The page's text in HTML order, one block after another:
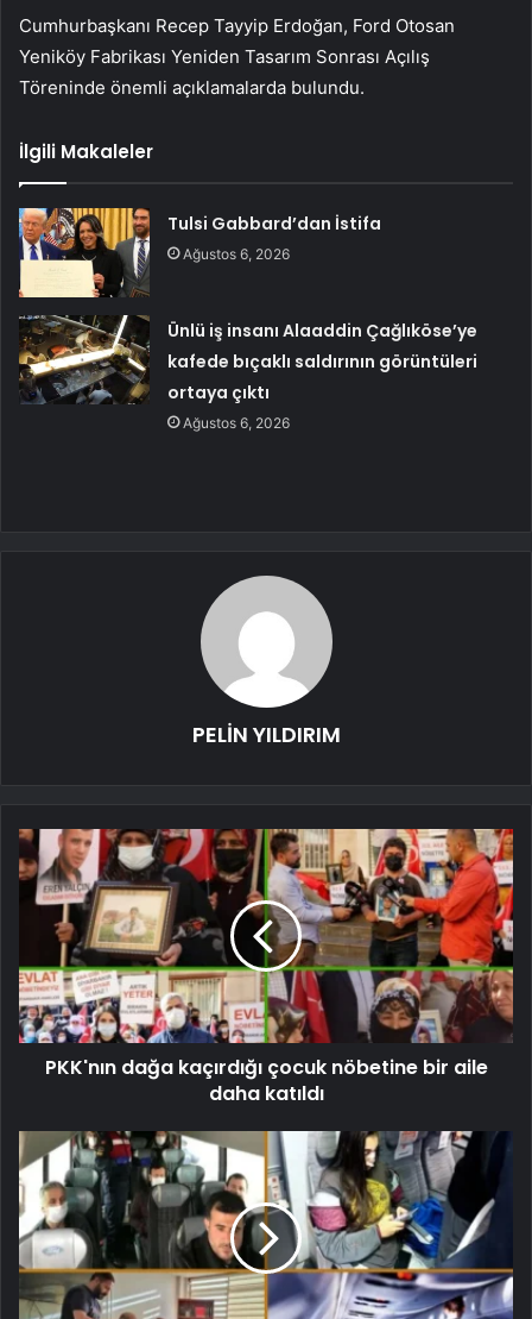
Cumhurbaşkanı Recep Tayyip Erdoğan, Ford Otosan
Yeniköy Fabrikası Yeniden Tasarım Sonrası Açılış
Töreninde önemli açıklamalarda bulundu.
İlgili Makaleler
Tulsi Gabbard’dan İstifa
Ağustos 6, 2026
Ünlü iş insanı Alaaddin Çağlıköse’ye
kafede bıçaklı saldırının görüntüleri
ortaya çıktı
Ağustos 6, 2026
PELİN YILDIRIM
PKK'nın dağa kaçırdığı çocuk nöbetine bir aile
daha katıldı